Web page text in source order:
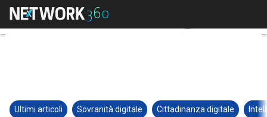
Ultimi articoli Sovranità digitale Cittadinanza digitale